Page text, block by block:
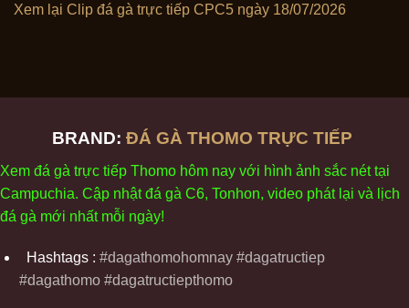
Xem lại Clip đá gà trực tiếp CPC5 ngày 18/07/2026
BRAND: ĐÁ GÀ THOMO TRỰC TIẾP
Xem đá gà trực tiếp Thomo hôm nay với hình ảnh sắc néttại
Campuchia. Cập nhậtđá gà C6, Tonhon, video phátl ại và ịch
đá gà mới nhất mỗi ngày!
Hashtags : #dagathomohomnay #dagatructiep
#dagathomo #dagatructiepthomo